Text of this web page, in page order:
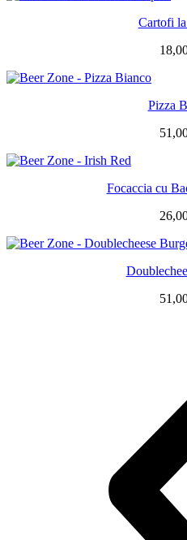
Cartofi
Pizza
Focaccia cu